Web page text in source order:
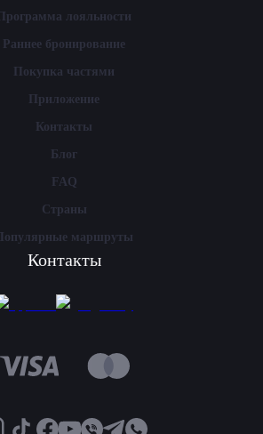
Программа лояльности
Раннее бронирование
Покупка частями
Приложение
Контакты
Блог
FAQ
Страны
Популярные маршруты
Контакты